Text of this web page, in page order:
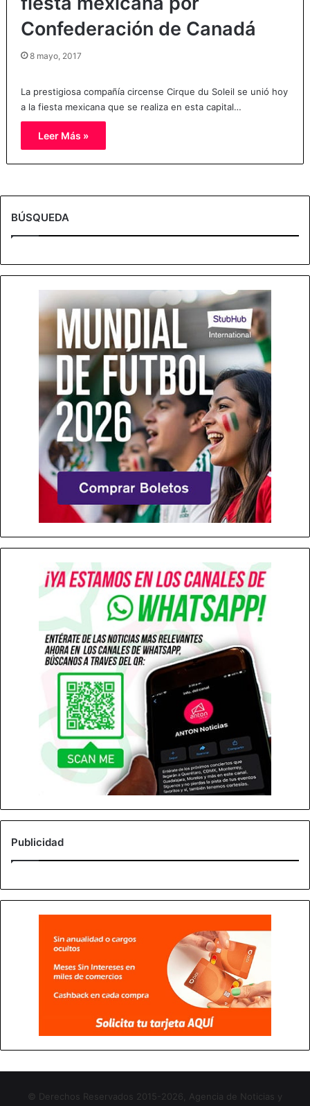
Confederación de Canadá
8 mayo, 2017
La prestigiosa compañía circense Cirque du Soleil se unió hoy
a la fiesta mexicana que se realiza en esta capital…
Leer Más »
BÚSQUEDA
Publicidad
© Derechos Reservados 2015-2026, Agencia de Noticias y